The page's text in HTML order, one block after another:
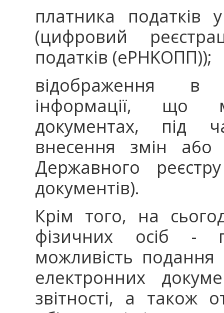
платника податків
(цифровий
податків (еPHKOПП));
відображення в
інформації, що
документах, під
внесення змін a6o
Державного
документів).
Крім того, на
фізичних осіб -
можливість
електронних
звітності, а також